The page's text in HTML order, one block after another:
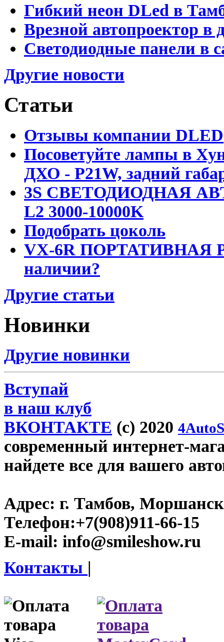
Гибкий неон DLed в
Врезной автопроектор в
Светодиодные панели в
Другие новости
Статьи
Отзывы компании DLED
Посоветуйте лампы в
ДХО - P21W, задний
3S СВЕТОДИОДНАЯ
L2 3000-10000K
Подобрать цоколь
VX-6R ПОРТАТИВНАЯ
наличии?
Другие статьи
Новинки
Другие новинки
Вступай
в наш клуб
ВКОНТАКТЕ (c) 2020
современный интернет-
найдете все для вашего
Адрес: г. Тамбов,
Телефон:+7(908)911-66-15
E-mail: info@smileshow.ru
Контакты |